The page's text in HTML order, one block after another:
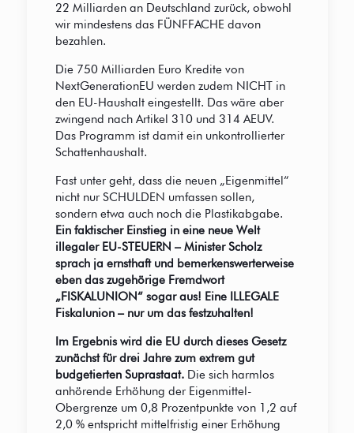
22 Milliarden an Deutschland zurück, obwohl
wir mindestens das FÜNFFACHE davon
bezahlen.
Die 750 Milliarden Euro Kredite von
NextGenerationEU werden zudem NICHT in
den EU-Haushalt eingestellt. Das wäre aber
zwingend nach Artikel 310 und 314 AEUV.
Das Programm ist damit ein unkontrollierter
Schattenhaushalt.
Fast unter geht, dass die neuen „Eigenmittel“
nicht nur SCHULDEN umfassen sollen,
sondern etwa auch noch die Plastikabgabe.
Ein faktischer Einstieg in eine neue Welt
illegaler EU-STEUERN – Minister Scholz
sprach ja ernsthaft und bemerkenswerterweise
eben das zugehörige Fremdwort
„FISKALUNION“ sogar aus! Eine ILLEGALE
Fiskalunion – nur um das festzuhalten!
Im Ergebnis wird die EU durch dieses Gesetz
zunächst für drei Jahre zum extrem gut
budgetierten Suprastaat.Die sich harmlos
anhörende Erhöhung der Eigenmittel-
Obergrenze um 0,8 Prozentpunkte von 1,2 auf
2,0 % entspricht mittelfristig einer Erhöhung